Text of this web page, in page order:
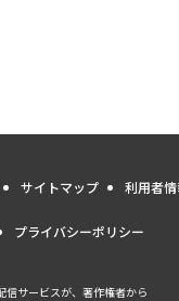
サイトマップ 利用者
プライバシーポリシー
信サービスが、著作権者から